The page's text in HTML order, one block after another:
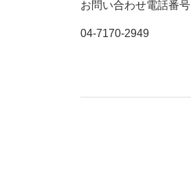
お問い合わせ電話番号
04-7170-2949